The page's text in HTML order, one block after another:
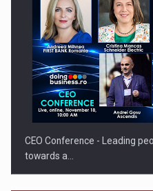
CEO Conference - Leading
towards a…